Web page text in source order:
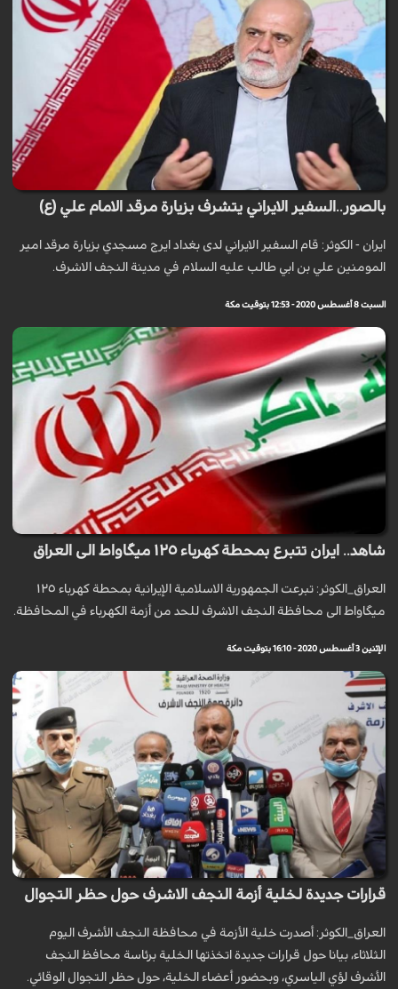
بالصور..السفير الايراني يتشرف بزيارة مرقد الامام علي (ع)
ايران - الكوثر: قام السفير الايراني لدى بغداد ايرج مسجدي بزيارة مرقد امير
المومنين علي بن ابي طالب عليه السلام في مدينة النجف الاشرف.
السبت 8 أغسطس 2020 - 12:53 بتوقيت مكة
شاهد.. ايران تتبرع بمحطة كهرباء ١٢٥ ميگاواط الى العراق
العراق_الكوثر: تبرعت الجمهورية الاسلامية الإيرانية بمحطة كهرباء ١٢٥
ميگاواط الى محافظة النجف الاشرف للحد من أزمة الكهرباء في المحافظة.
الإثنين 3 أغسطس 2020 - 16:10 بتوقيت مكة
قرارات جديدة لخلية أزمة النجف الاشرف حول حظر التجوال
العراق_الكوثر: أصدرت خلية الأزمة في محافظة النجف الأشرف اليوم
الثلاثاء، بيانا حول قرارات جديدة اتخذتها الخلية برئاسة محافظ النجف
الأشرف لؤي الياسري، وبحضور أعضاء الخلية، حول حظر التجوال الوقائي.